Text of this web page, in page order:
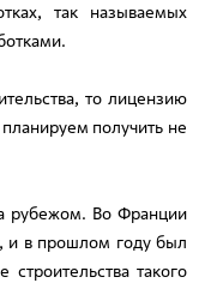
так называемых
то лицензию
получить не
рубежом. Во Франции
и в прошлом году был
такого